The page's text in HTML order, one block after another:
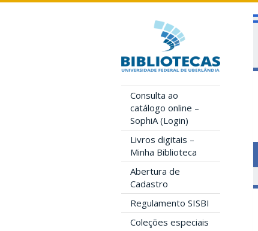
Consulta ao
catálogo online –
SophiA (Login)
Livros digitais –
Minha Biblioteca
Abertura de
Cadastro
Regulamento SISBI
Coleções especiais